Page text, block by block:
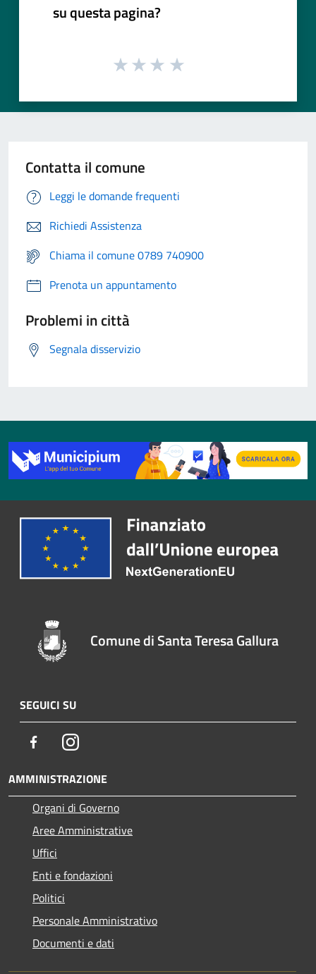
su questa pagina?
Contatta il comune
Leggi le domande frequenti
Richiedi Assistenza
Chiama il comune 0789 740900
Prenota un appuntamento
Problemi in città
Segnala disservizio
Comune di Santa Teresa Gallura
SEGUICI SU
FacebookInstagram
AMMINISTRAZIONE
Organi di Governo
Aree Amministrative
Uffici
Enti e fondazioni
Politici
Personale Amministrativo
Documenti e dati